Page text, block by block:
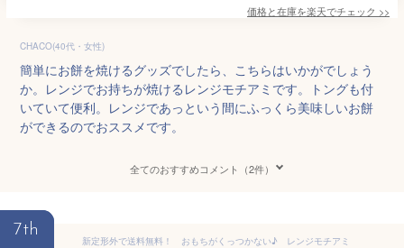
価格と在庫を楽天でチェック >>
CHACO(40代・女性)
簡単にお餅を焼けるグッズでしたら、こちらはいかがでしょう
か。レンジでお持ちが焼けるレンジモチアミです。トングも付
いていて便利。レンジであっという間にふっくら美味しいお餅
ができるのでおススメです。
全てのおすすめコメント（2件）
7th
新定形外で送料無料！ おもちがくっつかない♪ レンジモチアミ